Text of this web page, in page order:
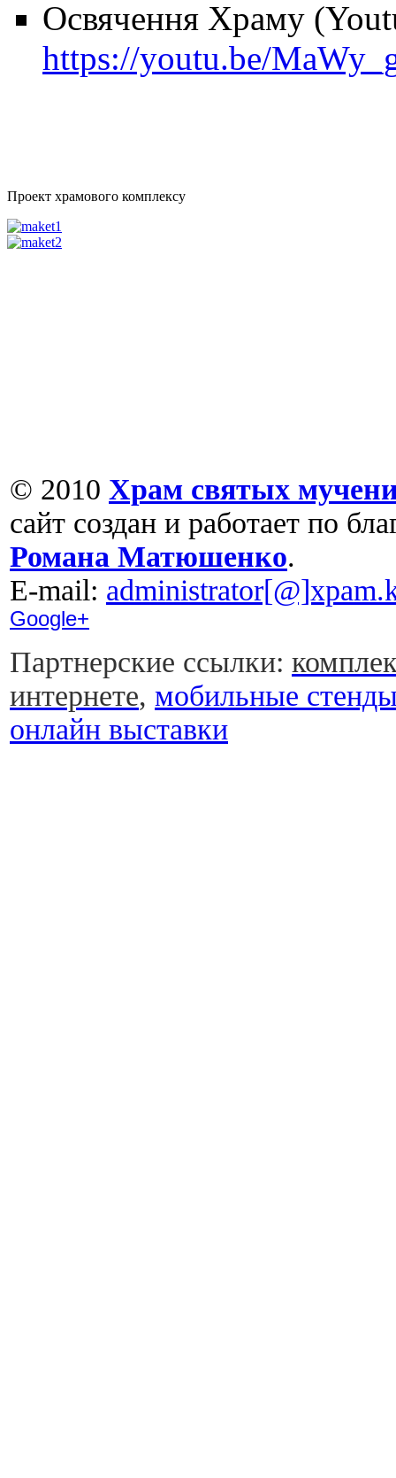
Освячення Храму
https://youtu.be/
Проект храмового комплексу
© 2010 Храм святых
сайт создан и работает по
Романа Матюшенко.
Е-mail:
Google+
Партнерские ссылки:
интернете, мобильные
онлайн выставки